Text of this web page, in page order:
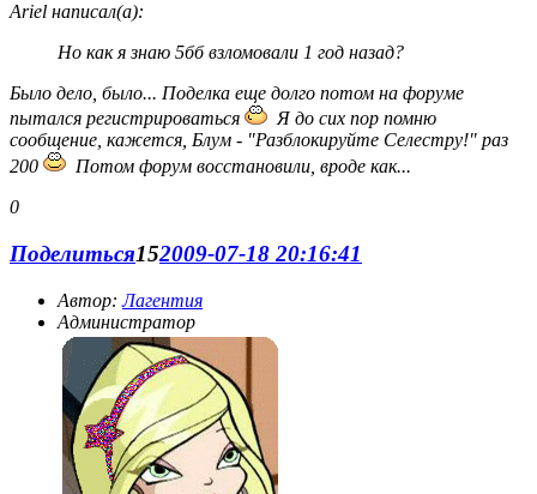
Ariel написал(а):
Но как я знаю 5бб взломовали 1 год назад?
Было дело, было... Поделка еще долго потом на форуме
пытался регистрироваться
Я до сих пор помню
сообщение, кажется, Блум - "Разблокируйте Селестру!" раз
200
Потом форум восстановили, вроде как...
0
Поделиться152009-07-18 20:16:41
Автор:Лагентия
Администратор